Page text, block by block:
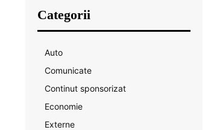
Categorii
Auto
Comunicate
Continut sponsorizat
Economie
Externe